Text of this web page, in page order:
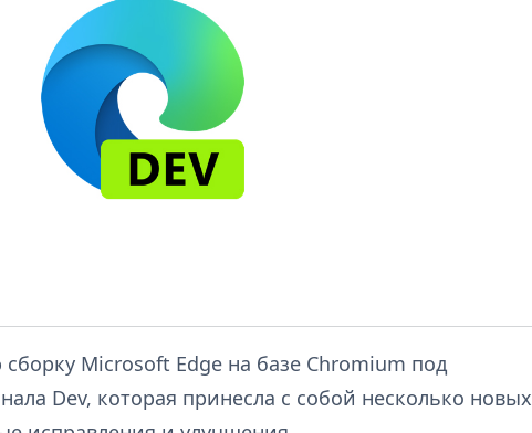
Microsoft Edge на базе Chromium под
Dev, которая принесла с собой несколько новых